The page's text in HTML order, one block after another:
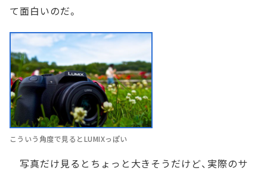
て面白いのだ。
こういう角度で見るとLUMIXっぽい
写真だけ見るとちょっと大きそうだけど、実際のサ